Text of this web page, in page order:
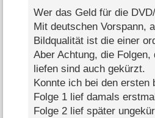
Wer das Geld für die
Mit deutschen Vorspann,
Bildqualität ist die einer
Aber Achtung, die
liefen sind auch gekürzt.
Konnte ich bei den
Folge 1 lief damals
Folge 2 lief später